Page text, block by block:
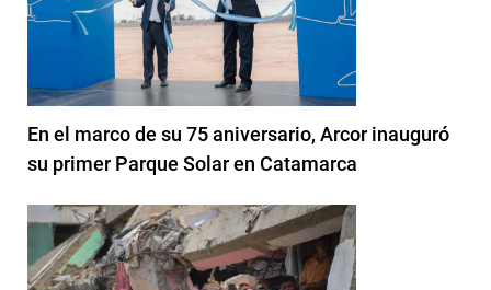
En el marco de su 75 aniversario, Arcor inauguró
su primer Parque Solar en Catamarca